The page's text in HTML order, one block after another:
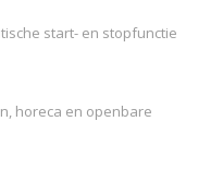
start- en stopfunctie
horeca en openbare